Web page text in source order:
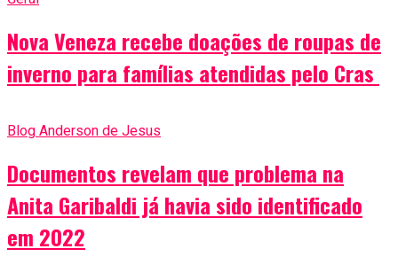
Nova Veneza recebe doações de roupas de
inverno para famílias atendidas pelo Cras
Blog Anderson de Jesus
Documentos revelam que problema na
Anita Garibaldi já havia sido identificado
em 2022